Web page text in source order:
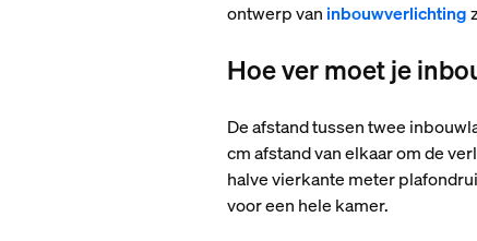
ontwerp van inbouwverlichting
Hoe ver moet je
De afstand tussen twee
cm afstand van elkaar om de
halve vierkante meter
voor een hele kamer.